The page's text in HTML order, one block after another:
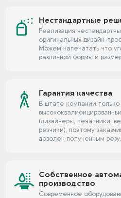
Нестандартные
Реализация
оригинальных дизайн-
Можем напечатать что
различной формы и
Гарантия качества
В штате компании только
(дизайнеры, печатники,
резчики), поэтому
доволен полученным
Собственное
производство
Современное